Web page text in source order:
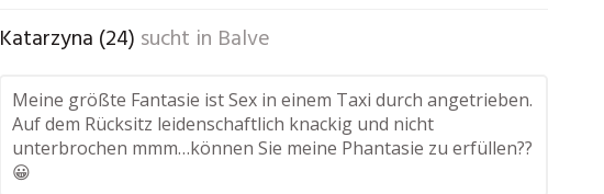
Katarzyna (24) sucht in Balve
Meine größte Fantasie ist Sex in einem Taxi durch angetrieben.
Auf dem Rücksitz leidenschaftlich knackig und nicht
unterbrochen mmm…können Sie meine Phantasie zu erfüllen??
😀